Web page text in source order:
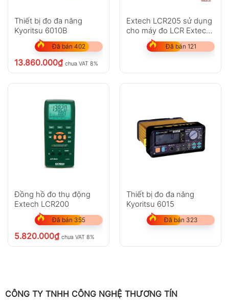
Thiết bị đo đa năng
Kyoritsu 6010B
Đã bán 402
13.860.000₫ chưa VAT 8%
Extech LCR205 sử dụng
cho máy đo LCR Extech
LCR200
Đã bán 121
Đồng hồ đo thụ động
Extech LCR200
Đã bán 355
5.820.000₫ chưa VAT 8%
Thiết bị đo đa năng
Kyoritsu 6015
Đã bán 323
CÔNG TY TNHH CÔNG NGHỆ THƯƠNG TÍN